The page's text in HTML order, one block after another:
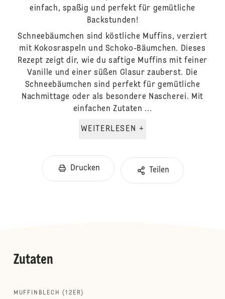
einfach, spaßig und perfekt für gemütliche
Backstunden!
Schneebäumchen sind köstliche Muffins, verziert
mit Kokosraspeln und Schoko-Bäumchen. Dieses
Rezept zeigt dir, wie du saftige Muffins mit feiner
Vanille und einer süßen Glasur zauberst. Die
Schneebäumchen sind perfekt für gemütliche
Nachmittage oder als besondere Nascherei. Mit
einfachen Zutaten ...
WEITERLESEN +
Drucken Teilen
Zutaten
MUFFINBLECH (12ER)